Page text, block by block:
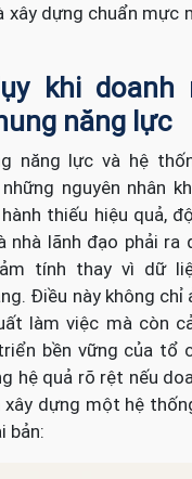
xây dựng chuẩn mực
khi doanh
năng lực
năng lực và hệ
nguyên nhân
thiếu hiệu quả,
nhà lãnh đạo phải ra
tính thay vì dữ
Điều này không chỉ
làm việc mà còn
bền vững của tổ
hệ quả rõ rệt nếu
xây dựng một hệ
bản: